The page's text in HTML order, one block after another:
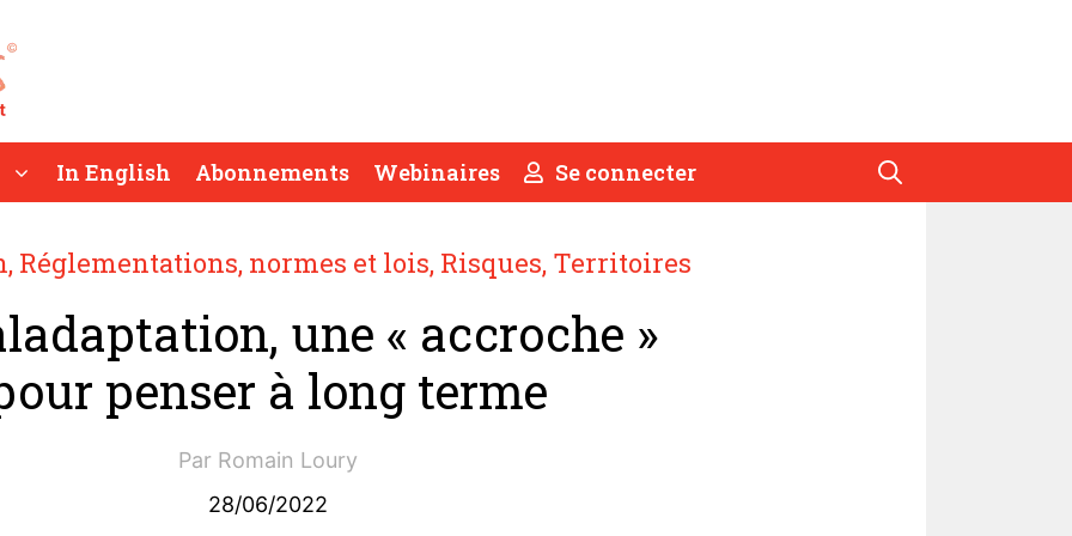
In English Abonnements Webinaires Se connecter
, Réglementations, normes et lois, Risques, Territoires
une « accroche »
penser à long terme
Par Romain Loury
28/06/2022